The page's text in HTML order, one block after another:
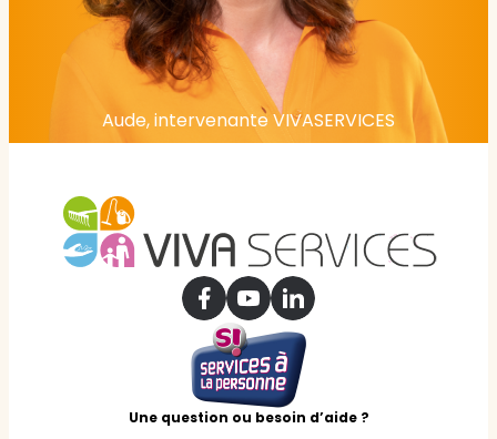
Aude, intervenante VIVASERVICES
Une question ou besoin d’aide ?